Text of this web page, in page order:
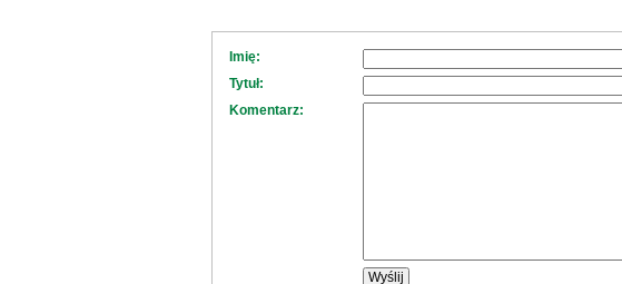
Imię:
Tytuł:
Komentarz: